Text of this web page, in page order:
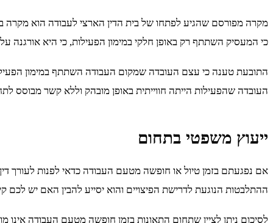
מקרה מפורסם שהגיע לפתחו של בית הדין הארצי לעבודה הוא מקרה
כי המעסיק השתתף רק באופן חלקי במימון הפעילות, כי היא אורגנה
התובעת טענה כי עצם העובדה שמקום העבודה השתתף במימון
העובדה שהפעילות הייתה חווייתית באופן מובהק וללא קשר מבוסס
ייעוץ משפטי בתחום
אם נפגעתם בזמן טיול או חופשה מטעם העבודה כדאי לפנות לעורך דין
ההתלבטות הנוגעת לדרישת הפיצויים והוא יסייע להבין האם יש לכם
לסיכום ניתן לציין שתחום התאונות בזמן חופשה מטעם העבודה אינו